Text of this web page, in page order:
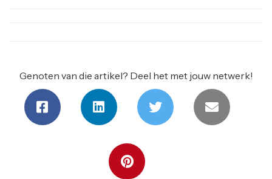
Genoten van die artikel? Deel het met jouw netwerk!